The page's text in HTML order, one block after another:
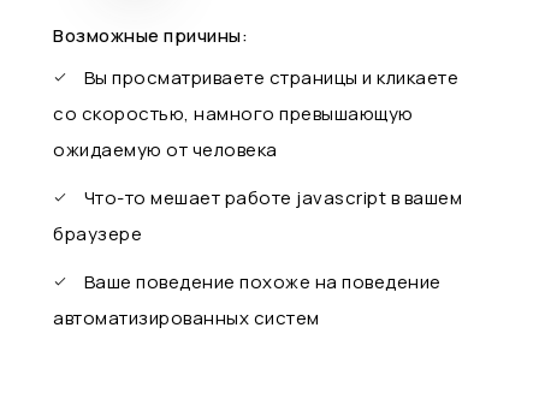
Возможные причины:
Вы просматриваете страницы и кликаете
со скоростью, намного превышающую
ожидаемую от человека
Что-то мешает работе javascript в вашем
браузере
Ваше поведение похоже на поведение
автоматизированных систем